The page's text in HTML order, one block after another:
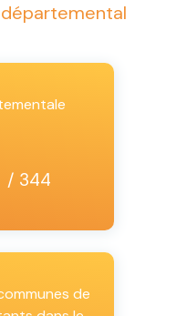
/ 344
de